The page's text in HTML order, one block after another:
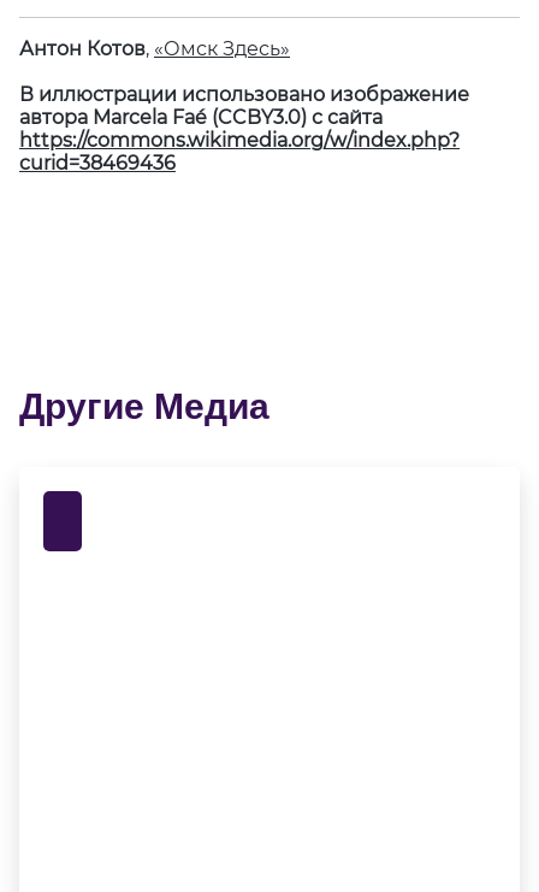
Антон Котов, «Омск Здесь»
В иллюстрации использовано изображение
автора Marcela Faé (CCBY3.0) с сайта
https://commons.wikimedia.org/w/index.php?
curid=38469436
Другие Медиа